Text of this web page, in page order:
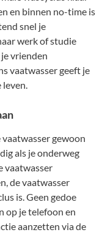
en binnen no-time is
snel je
werk of studie
vrienden
vaatwasser geeft je
gewoon
als je onderweg
vaatwasser
de vaatwasser
is. Geen gedoe
op je telefoon en
aanzetten via de